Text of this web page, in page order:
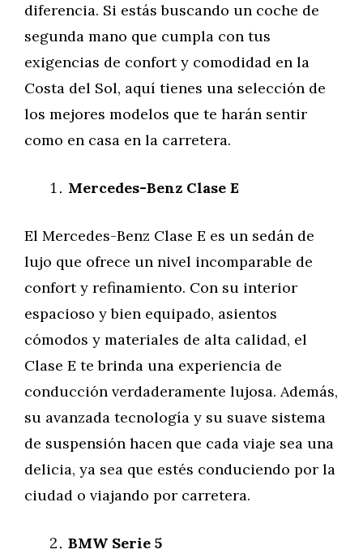
diferencia. Si estás buscando un coche de
segunda mano que cumpla con tus
exigencias de confort y comodidad en la
Costa del Sol, aquí tienes una selección de
los mejores modelos que te harán sentir
como en casa en la carretera.
Mercedes-Benz Clase E
El Mercedes-Benz Clase E es un sedán de
lujo que ofrece un nivel incomparable de
confort y refinamiento. Con su interior
espacioso y bien equipado, asientos
cómodos y materiales de alta calidad, el
Clase E te brinda una experiencia de
conducción verdaderamente lujosa. Además,
su avanzada tecnología y su suave sistema
de suspensión hacen que cada viaje sea una
delicia, ya sea que estés conduciendo por la
ciudad o viajando por carretera.
BMW Serie 5